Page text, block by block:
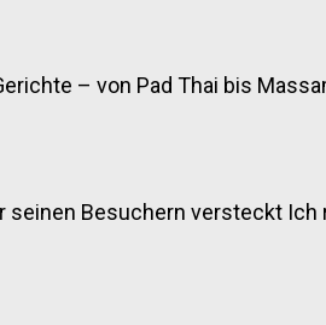
– von Pad Thai bis
seinen Besuchern versteckt